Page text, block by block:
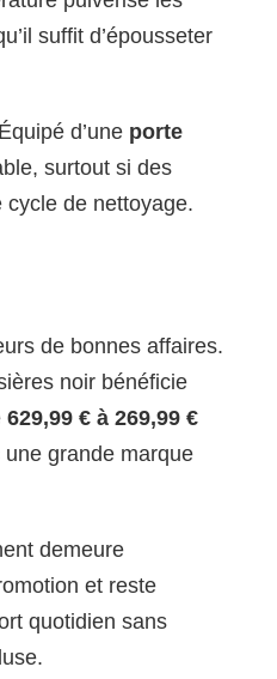
suffit d’épousseter
d’une porte
surtout si des
de nettoyage.
de bonnes affaires.
noir bénéficie
629,99 € à 269,99 €
une grande marque
demeure
et reste
quotidien sans